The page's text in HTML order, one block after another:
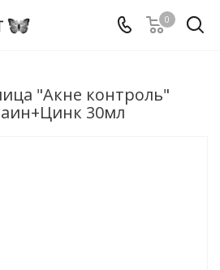
0
"Акне контроль"
30мл